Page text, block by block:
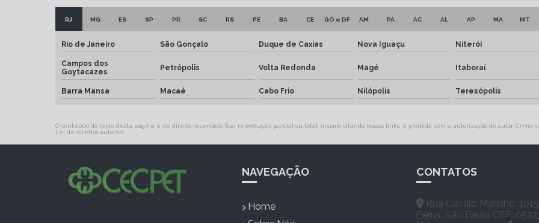
RJ MG ES SP PR SC RS PE BA CE GO e DF AM PA AC AL AP MA MT
Rio de Janeiro São Gonçalo Duque de Caxias Nova Iguaçu Niterói
Campos dos
Goytacazes
Petrópolis Volta Redonda Magé Itaboraí
Barra Mansa Macaé Cabo Frio Nilópolis Teresópolis
O conteúdo do texto desta página é de direito reservado. Sua reprodução, parcial ou total, mesmo citando nossos links, é proibida sem a autorização do autor. Crime
Lei de direitos autorais.
NAVEGAÇÃO
Home
CONTATOS
Rua Cavalo Marinho,
Perus, São Paulo CEP: